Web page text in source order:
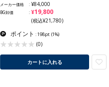
メーカー価格 ¥84,000
BG卸価 ¥19,800
(税込¥21,780)
ポイント : 198pt (1%)
(0)
カートに入れる